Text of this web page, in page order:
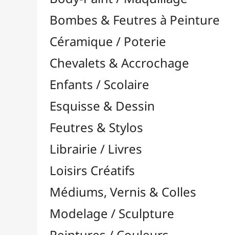
Feutres & Stylos
Librairie / Livres
Loisirs Créatifs
Médiums, Vernis & Colles
Modelage / Sculpture
Peintures / Couleurs
Résines / Moulage
Alginate
Charges / Poudres & Fibres

Colorants & Pigments 
Huiles & Solvants
Livres Résines & Moulage
Moules Silicones
